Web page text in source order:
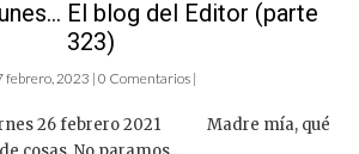
El blog del Editor (parte
323)
febrero, 2023 | 0 Comentarios |
26 febrero 2021 Madre mía, qué